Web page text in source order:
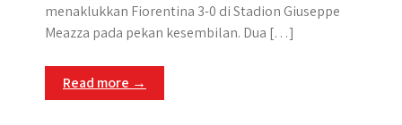
menaklukkan Fiorentina 3-0 di Stadion Giuseppe
Meazza pada pekan kesembilan. Dua […]
Read more →